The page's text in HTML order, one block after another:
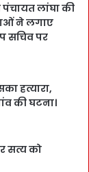
लांघा की
ने लगाए
सचिव पर
हत्यारा,
की घटना।
सत्य को